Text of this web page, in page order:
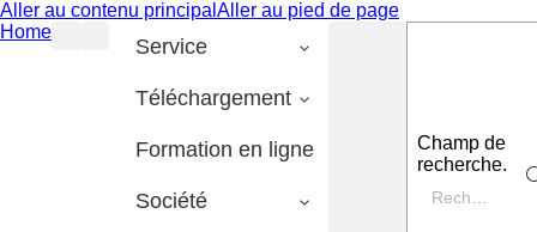
Aller au contenu principal Aller au pied de page
Home
Service
Téléchargement
Formation en ligne
Société
Champ de
recherche.